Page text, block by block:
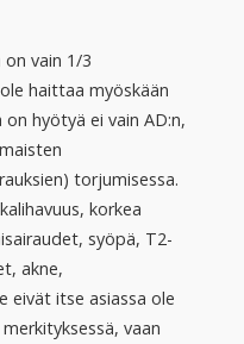
on vain 1/3
haittaa myöskään
hyötyä ei vain AD:n,
torjumisessa.
korkea
syöpä, T2-
akne,
eivät itse asiassa ole
vaan